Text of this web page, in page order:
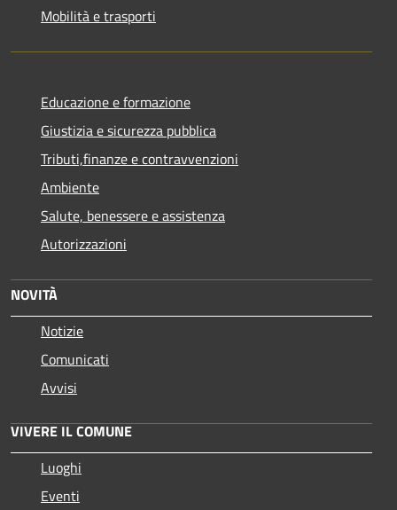
Mobilità e trasporti
Educazione e formazione
Giustizia e sicurezza pubblica
Tributi,finanze e contravvenzioni
Ambiente
Salute, benessere e assistenza
Autorizzazioni
NOVITÀ
Notizie
Comunicati
Avvisi
VIVERE IL COMUNE
Luoghi
Eventi